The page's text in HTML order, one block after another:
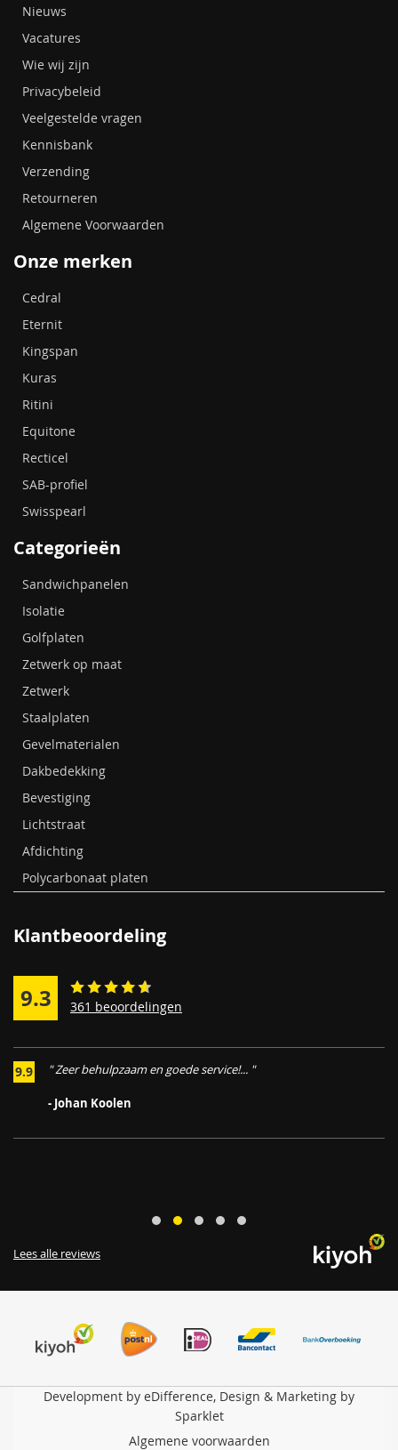
Nieuws
Vacatures
Wie wij zijn
Privacybeleid
Veelgestelde vragen
Kennisbank
Verzending
Retourneren
Algemene Voorwaarden
Onze merken
Cedral
Eternit
Kingspan
Kuras
Ritini
Equitone
Recticel
SAB-profiel
Swisspearl
Categorieën
Sandwichpanelen
Isolatie
Golfplaten
Zetwerk op maat
Zetwerk
Staalplaten
Gevelmaterialen
Dakbedekking
Bevestiging
Lichtstraat
Afdichting
Polycarbonaat platen
Klantbeoordeling
9.3 361 beoordelingen
9.9 " Zeer behulpzaam en goede service!... "
- Johan Koolen
Lees alle reviews
Development by eDifference, Design & Marketing by
Sparklet
Algemene voorwaarden